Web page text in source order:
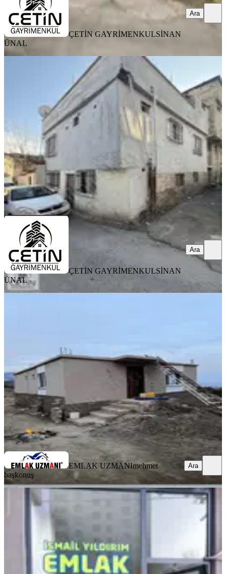
ÇETİN GAYRİMENKULSİNAN
ÜNAL
Ara
Çetin Gayrimenkulden Tedaş Karşısı
2 Katlı Müstakil Ev(3 Daire)
Onikişubat, Fatih Mahallesi
2+1· 29.03.2026
ÇETİN GAYRİMENKUL SİNAN ÜNAL
Ara
ÇETİN GAYRİMENKULSİNAN
ÜNAL
Ara
3+1·150 m²· 16.02.2026
EMLAK UZMANImehmet başkonuş
Ara
EMLAK UZMANImehmet
başkonuş
Ara
Fırsat Gayberlide Satılık 2 Katlı
Onikişubat, Gayberli Mahallesi
3+1· 120 m²·26.01.2026
3.100.000 ₺3.200.000 ₺